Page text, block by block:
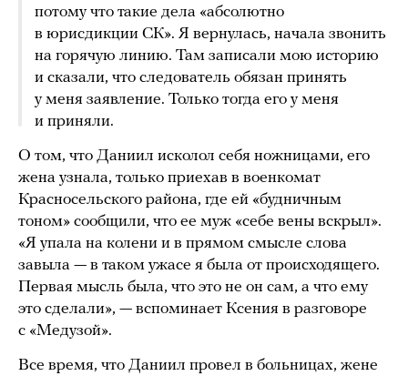
потому что такие дела «абсолютно
в юрисдикции СК». Я вернулась, начала звонить
на горячую линию. Там записали мою историю
и сказали, что следователь обязан принять
у меня заявление. Только тогда его у меня
и приняли.
О том, что Даниил исколол себя ножницами, его
жена узнала, только приехав в военкомат
Красносельского района, где ей «будничным
тоном» сообщили, что ее муж «себе вены вскрыл».
«Я упала на колени и в прямом смысле слова
завыла — в таком ужасе я была от происходящего.
Первая мысль была, что это не он сам, а что ему
это сделали», — вспоминает Ксения в разговоре
с «Медузой».
Все время, что Даниил провел в больницах, жене